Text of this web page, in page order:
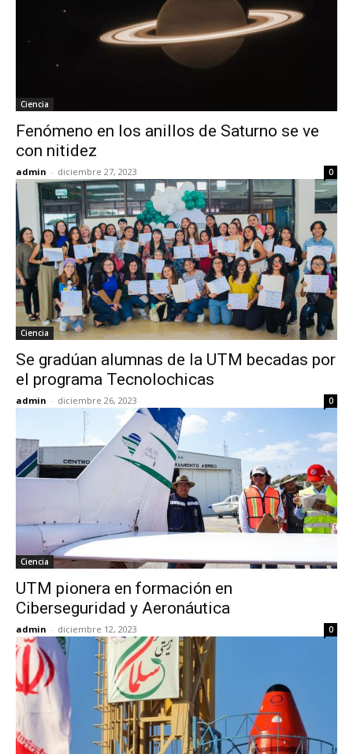
Ciencia
Fenómeno en los anillos de Saturno se ve
con nitidez
admin - diciembre 27, 2023 0
Ciencia
Se gradúan alumnas de la UTM becadas por
el programa Tecnolochicas
admin - diciembre 26, 2023 0
Ciencia
UTM pionera en formación en
Ciberseguridad y Aeronáutica
admin - diciembre 12, 2023 0